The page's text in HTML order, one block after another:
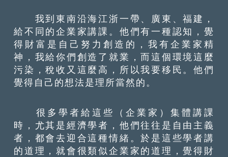
我到東南沿海江浙一帶、廣東、福建，
給不同的企業家講課。他們有一種認知，覺
得財富是自己努力創造的，我有企業家精
神，我給你們創造了就業，而這個環境這麼
污染，稅收又這麼高，所以我要移民。他們
覺得自己的想法是理所當然的。
很多學者給這些（企業家）集體講課
時，尤其是經濟學者，他們往往是自由主義
者，都會去迎合這種情緒。於是這些學者講
的道理，就會很類似企業家的道理，覺得財